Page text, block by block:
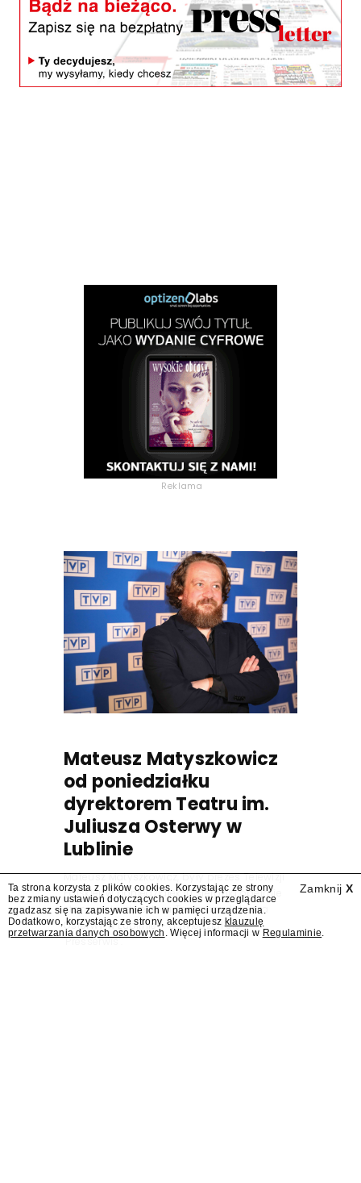
Reklama
Mateusz Matyszkowicz
od poniedziałku
dyrektorem Teatru im.
Juliusza Osterwy w
Lublinie
Mateusz Matyszkowicz, były prezes Telewizji
Polskiej, w poniedziałek 10 sierpnia obejmie
stanowisko dyrektora Teatru im. Juliusza
Osterwy w Lublinie – dowiedział się
"Presserwis".
Zamknij X
Ta strona korzysta z plików cookies. Korzystając ze strony
bez zmiany ustawień dotyczących cookies w przeglądarce
zgadzasz się na zapisywanie ich w pamięci urządzenia.
Dodatkowo, korzystając ze strony, akceptujesz klauzulę
przetwarzania danych osobowych . Więcej informacji w Regulaminie.